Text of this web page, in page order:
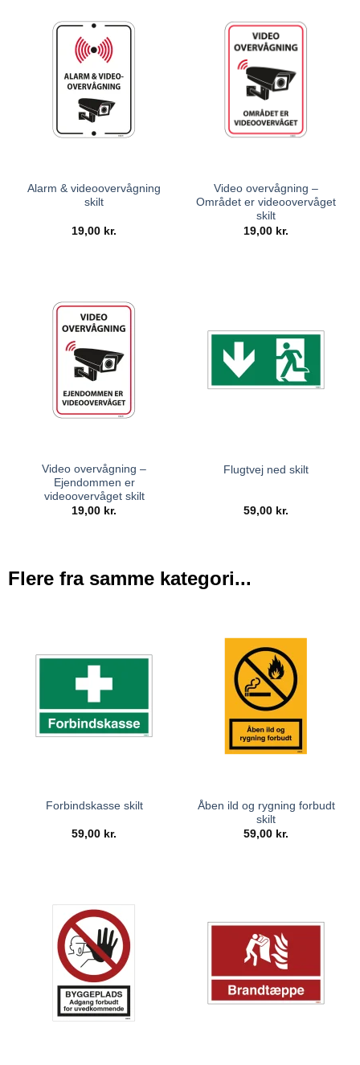
Alarm & videoovervågning
skilt
19,00 kr.
Video overvågning –
Området er videoovervåget
skilt
19,00 kr.
Video overvågning –
Ejendommen er
videoovervåget skilt
19,00 kr.
Flugtvej ned skilt
59,00 kr.
Flere fra samme kategori...
Forbindskasse skilt
59,00 kr.
Åben ild og rygning forbudt
skilt
59,00 kr.